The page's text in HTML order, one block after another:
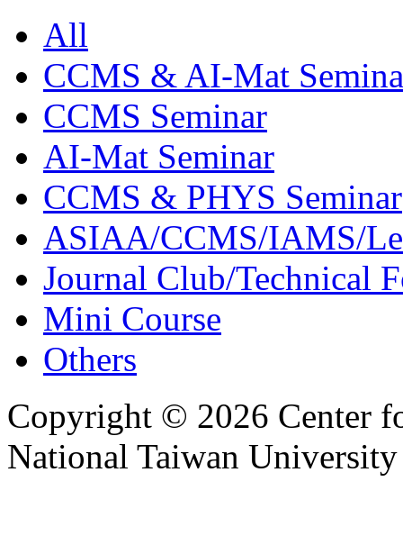
All
CCMS & AI-Mat
CCMS Seminar
AI-Mat Seminar
CCMS & PHYS Seminar
ASIAA/CCMS/IAMS/
Journal Club/Technical
Mini Course
Others
Copyright © 2026 Center
National Taiwan University